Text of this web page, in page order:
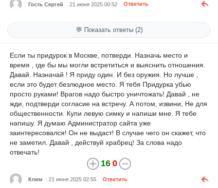
Гость Сергей 21 июня 2025 00:52 Ответить
💬 Показать ответы (2)
Если ты придурок в Москве, потверди. Назначь место и
время , где бы мы могли встретиться и выяснить отношения.
Давай. Назначай ! Я приду один. И без оружия. Но лучше ,
если это будет безлюдное место. Я тебя Придурка убью
просто руками! Врагов надо быстро уничтожать! Давай , не
жди, подтверди согласие на встречу. А потом, извини, Не для
общественности. Купи левую симку и напиши мне. Я тебе
напишу. Я думаю Администратор сайта уже
заинтересовался! Он не выдаст! В случае чего он скажет, что
не заметил. Давай , действуй храбрец! За слова надо
отвечать!
16 0
Клим 21 июня 2025 02:55 Ответить